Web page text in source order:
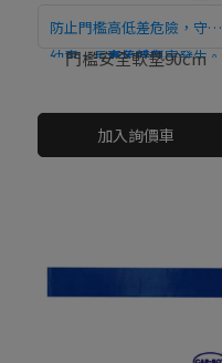
防止門檻高低差危險，守護
幼童、長者免於傷害發生。
直接購買
門檻安全軟墊90cm
加入詢價車